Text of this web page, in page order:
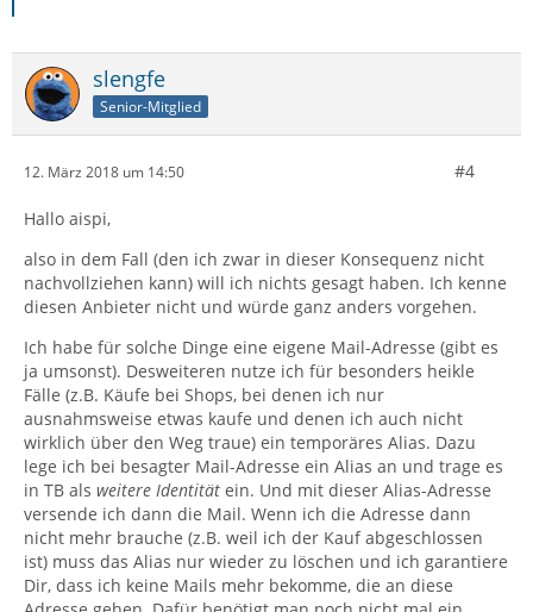
slengfe
Senior-Mitglied
12. März 2018 um 14:50 #4
Hallo aispi,
also in dem Fall (den ich zwar in dieser Konsequenz nicht
nachvollziehen kann) will ich nichts gesagt haben. Ich kenne
diesen Anbieter nicht und würde ganz anders vorgehen.
Ich habe für solche Dinge eine eigene Mail-Adresse (gibt es
ja umsonst). Desweiteren nutze ich für besonders heikle
Fälle (z.B. Käufe bei Shops, bei denen ich nur
ausnahmsweise etwas kaufe und denen ich auch nicht
wirklich über den Weg traue) ein temporäres Alias. Dazu
lege ich bei besagter Mail-Adresse ein Alias an und trage es
in TB als weitere Identität ein. Und mit dieser Alias-Adresse
versende ich dann die Mail. Wenn ich die Adresse dann
nicht mehr brauche (z.B. weil ich der Kauf abgeschlossen
ist) muss das Alias nur wieder zu löschen und ich garantiere
Dir, dass ich keine Mails mehr bekomme, die an diese